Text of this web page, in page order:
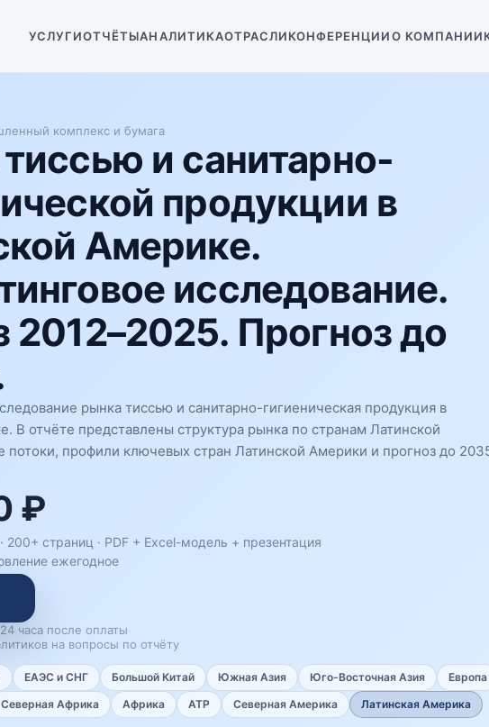
УСЛУГИОТЧЁТЫАНАЛИТИКАОТРАСЛИКОНФЕРЕНЦИИО КОМПАНИИ
комплекс и бумага
и санитарно-
продукции в
Америке.
исследование.
2012–2025. Прогноз до
рынка тиссью и санитарно-гигиеническая продукция в
В отчёте представлены структура рынка по странам Латинской
потоки, профили ключевых стран Латинской Америки и прогноз до
₽
200+ страниц · PDF + Excel-модель + презентация
ежегодное
часа после оплаты
на вопросы по отчёту
ЕАЭС и СНГ Большой Китай Южная Азия Юго-Восточная Азия
Европа
Северная Африка Африка АТР Северная Америка Латинская Америка